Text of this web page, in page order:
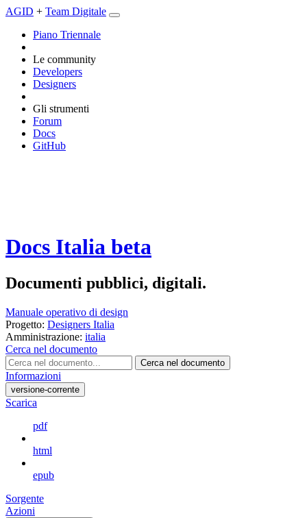
AGID + Team Digitale
Piano Triennale
Le community
Developers
Designers
Gli strumenti
Forum
Docs
GitHub
Docs Italia beta
Documenti pubblici, digitali.
Manuale operativo di design
Progetto: Designers Italia
Amministrazione: italia
Cerca nel documento
Cerca nel documento
Informazioni
versione-corrente
Scarica
pdf
html
epub
Sorgente
Azioni